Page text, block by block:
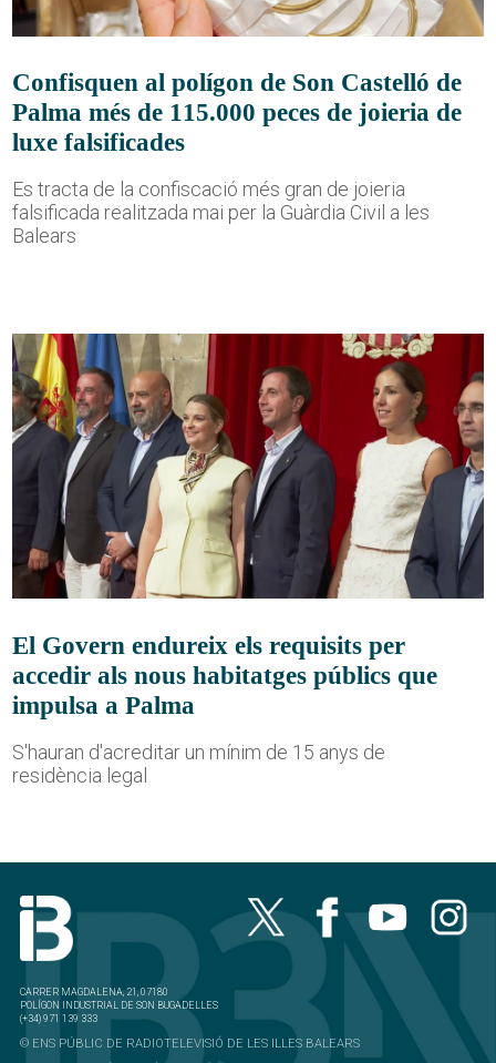
Confisquen al polígon de Son Castelló de
Palma més de 115.000 peces de joieria de
luxe falsificades
Es tracta de la confiscació més gran de joieria
falsificada realitzada mai per la Guàrdia Civil a les
Balears
El Govern endureix els requisits per
accedir als nous habitatges públics que
impulsa a Palma
S'hauran d'acreditar un mínim de 15 anys de
residència legal
CARRER MAGDALENA, 21, 07180
POLÍGON INDUSTRIAL DE SON BUGADELLES
(+34) 971 139 333
© ENS PÚBLIC DE RADIOTELEVISIÓ DE LES ILLES BALEARS